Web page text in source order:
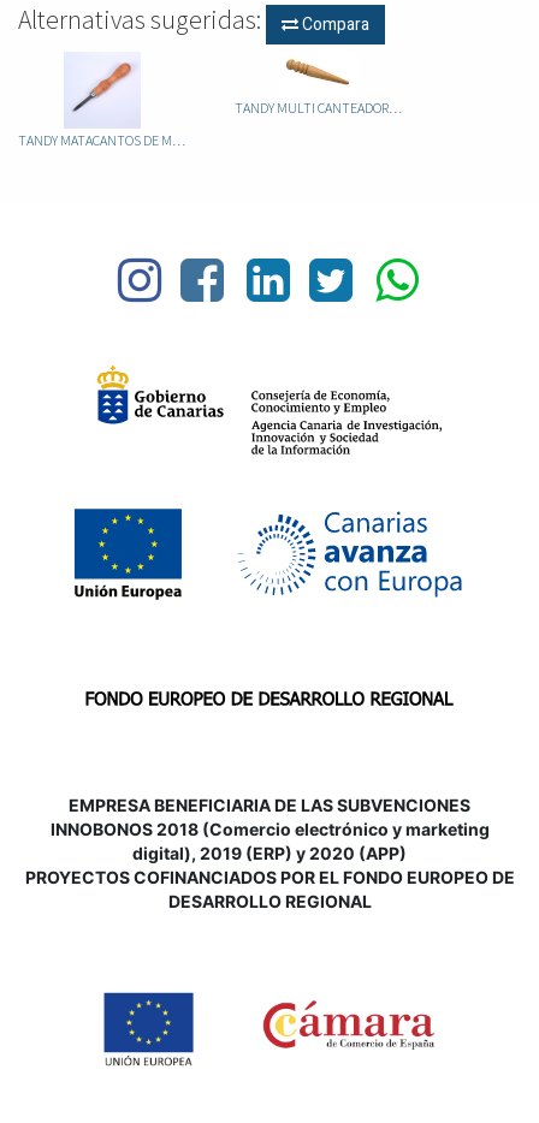
Alternativas sugeridas: Compara
TANDY MATACANTOS DE MADERA 8076
EMPRESA BENEFICIARIA DE LAS SUBVENCIONES
INNOBONOS 2018 (Comercio electrónico y marketing
digital), 2019 (ERP) y 2020 (APP)
PROYECTOS COFINANCIADOS POR EL FONDO EUROPEO DE
DESARROLLO REGIONAL